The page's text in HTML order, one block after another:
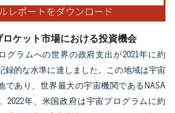
ケット市場における投資機会
グラムへの世界の政府支出が2021年に約
録的な水準に達しました。この地域は宇宙
であり、世界最大の宇宙機関であるNASA
2022年、米国政府は宇宙プログラムに約